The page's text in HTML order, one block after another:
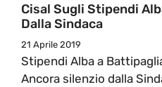
Cisal Sugli Stipendi
Dalla Sindaca
21 Aprile 2019
Stipendi Alba a
Ancora silenzio dalla